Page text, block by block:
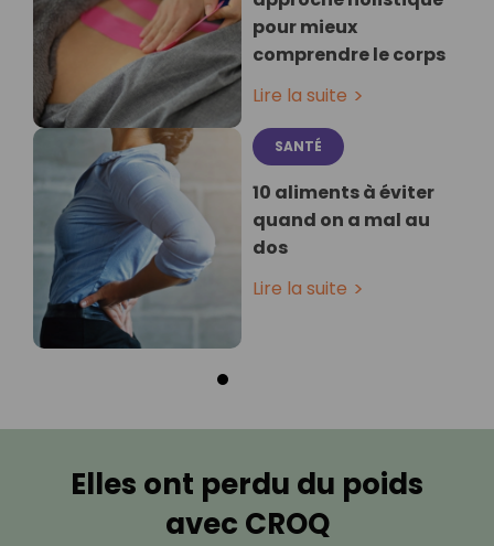
pour mieux
comprendre le corps
Lire la suite
SANTÉ
10 aliments à éviter
quand on a mal au
dos
Lire la suite
Elles ont perdu du poids
avec CROQ